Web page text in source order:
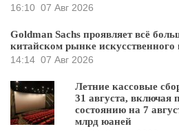
16:10 07 Авг 2026
Goldman Sachs проявляет всё
китайском рынке искусственного
14:14 07 Авг 2026
Летние кассовые
31 августа, включая
состоянию на 7
млрд юаней